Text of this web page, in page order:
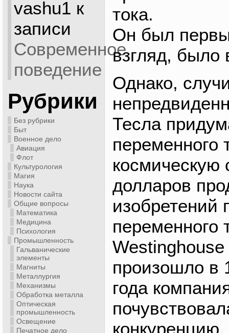
vashu1 к
записи
Современное
поведение
Рубрики
Без рубрики
Быт
Военное дело
Авиация
Флот
Культурология
Магия
Наука
Новости сайта
Общие вопросы
Математика
Медицина
Психология
Промышленность
Гальванические
элементы
Магниты
Металлургия
Механизмы
Обработка металла
Оптическая
промышленность
Освещение
Печатное дело
тока.
Он был
взгляд, было
Однако,
Тесла
переменного
долларов
изобретений
переменного
произошло в
года
конкуренцию.